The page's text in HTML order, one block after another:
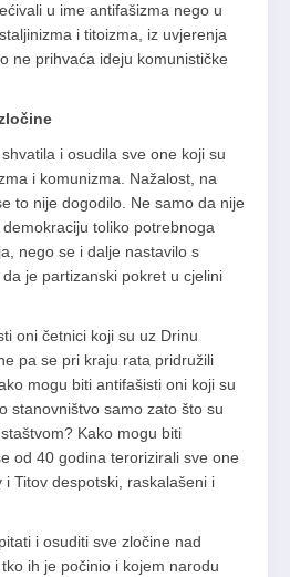
u ime antifašizma nego u
i titoizma, iz uvjerenja
ne prihvaća ideju komunističke
i osudila sve one koji su
i komunizma. Nažalost, na
to nije dogodilo. Ne samo da nije
toliko potrebnoga
nego se i dalje nastavilo s
je partizanski pokret u cjelini
oni četnici koji su uz Drinu
pa se pri kraju rata pridružili
mogu biti antifašisti oni koji su
stanovništvo samo zato što su
Kako mogu biti
od 40 godina terorizirali sve one
i Titov despotski, raskalašeni i
i osuditi sve zločine nad
ih je počinio i kojem narodu